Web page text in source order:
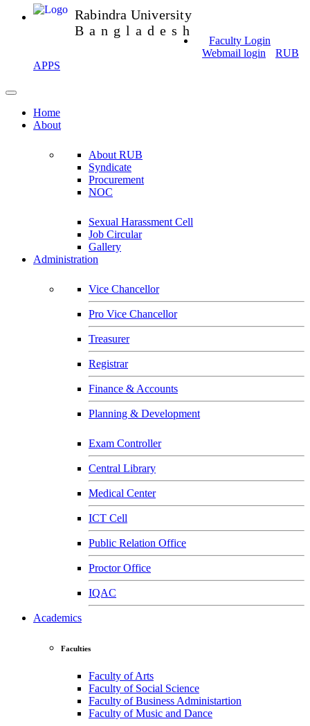
Rabindra University
Bangladesh
Faculty Login
Webmail login
RUB
APPS
Home
About
About RUB
Syndicate
Procurement
NOC
Sexual Harassment Cell
Job Circular
Gallery
Administration
Vice Chancellor
Pro Vice Chancellor
Treasurer
Registrar
Finance & Accounts
Planning & Development
Exam Controller
Central Library
Medical Center
ICT Cell
Public Relation Office
Proctor Office
IQAC
Academics
Faculties
Faculty of Arts
Faculty of Social Science
Faculty of Business Administartion
Faculty of Music and Dance